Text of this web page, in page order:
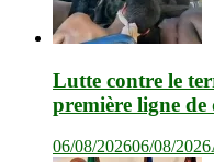
Lutte contre le
première ligne de
06/08/202606/08/2026